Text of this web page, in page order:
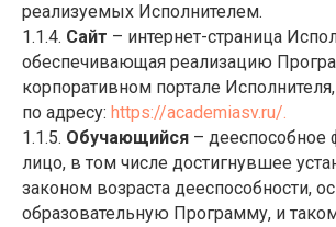
реализуемых Исполнителем.
1.1.4. Сайт – интернет-страница
обеспечивающая реализацию
корпоративном портале
по адресу: https://academiasv.ru/.
1.1.5. Обучающийся – дееспособное
лицо, в том числе достигнувшее
законом возраста дееспособности,
образовательную Программу, и